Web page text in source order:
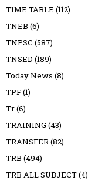
TIME TABLE (112)
TNEB (6)
TNPSC (587)
TNSED (189)
Today News (8)
TPF(1)
Tr(6)
TRAINING (43)
TRANSFER(82)
TRB (494)
TRB ALL SUBJECT(4)